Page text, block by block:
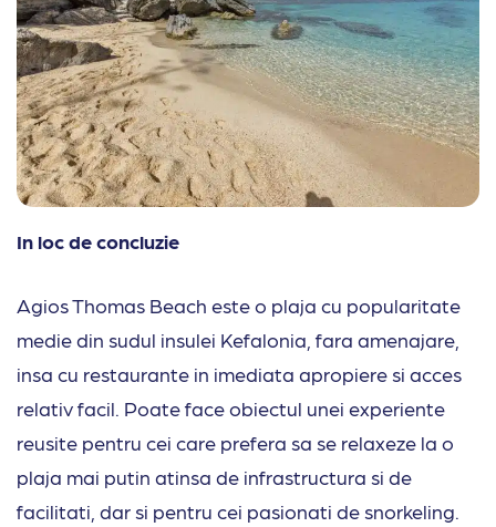
In loc de concluzie
Agios Thomas Beach este o plaja cu popularitate
medie din sudul insulei Kefalonia, fara amenajare,
insa cu restaurante in imediata apropiere si acces
relativ facil. Poate face obiectul unei experiente
reusite pentru cei care prefera sa se relaxeze la o
plaja mai putin atinsa de infrastructura si de
facilitati, dar si pentru cei pasionati de snorkeling.